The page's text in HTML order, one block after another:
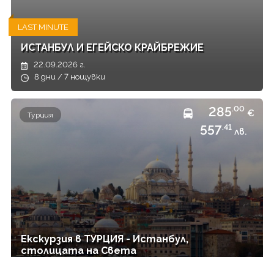
LAST MINUTE
ИСТАНБУЛ И ЕГЕЙСКО КРАЙБРЕЖИЕ
22.09.2026 г.
8 дни / 7 нощувки
Турция 285.00 €
557.41 лв.
Екскурзия в ТУРЦИЯ - Истанбул,
столицата на Света